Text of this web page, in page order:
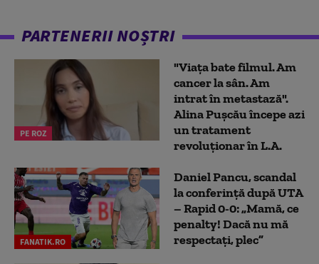
PARTENERII NOȘTRI
PE ROZ
"Viața bate filmul. Am
cancer la sân. Am
intrat în metastază".
Alina Pușcău începe azi
un tratament
revoluționar în L.A.
FANATIK.RO
Daniel Pancu, scandal
la conferință după UTA
– Rapid 0-0: „Mamă, ce
penalty! Dacă nu mă
respectați, plec”